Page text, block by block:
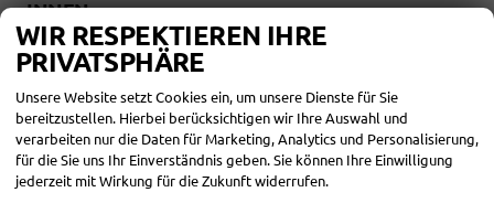
INNEN
Mittelarmlehne vorn
Innenspiegel automatisch abblendend
Steckdose 12V
vorhanden
Multifunktions-Lederlenkrad
vorhanden
Deckenleuchte vorn, 2 Leselampen vorn
vorhanden
WIR RESPEKTIEREN IHRE
PRIVATSPHÄRE
Unsere Website setzt Cookies ein, um unsere Dienste für Sie
bereitzustellen. Hierbei berücksichtigen wir Ihre Auswahl und
verarbeiten nur die Daten für Marketing, Analytics und Personalisierung,
für die Sie uns Ihr Einverständnis geben. Sie können Ihre Einwilligung
jederzeit mit Wirkung für die Zukunft widerrufen.